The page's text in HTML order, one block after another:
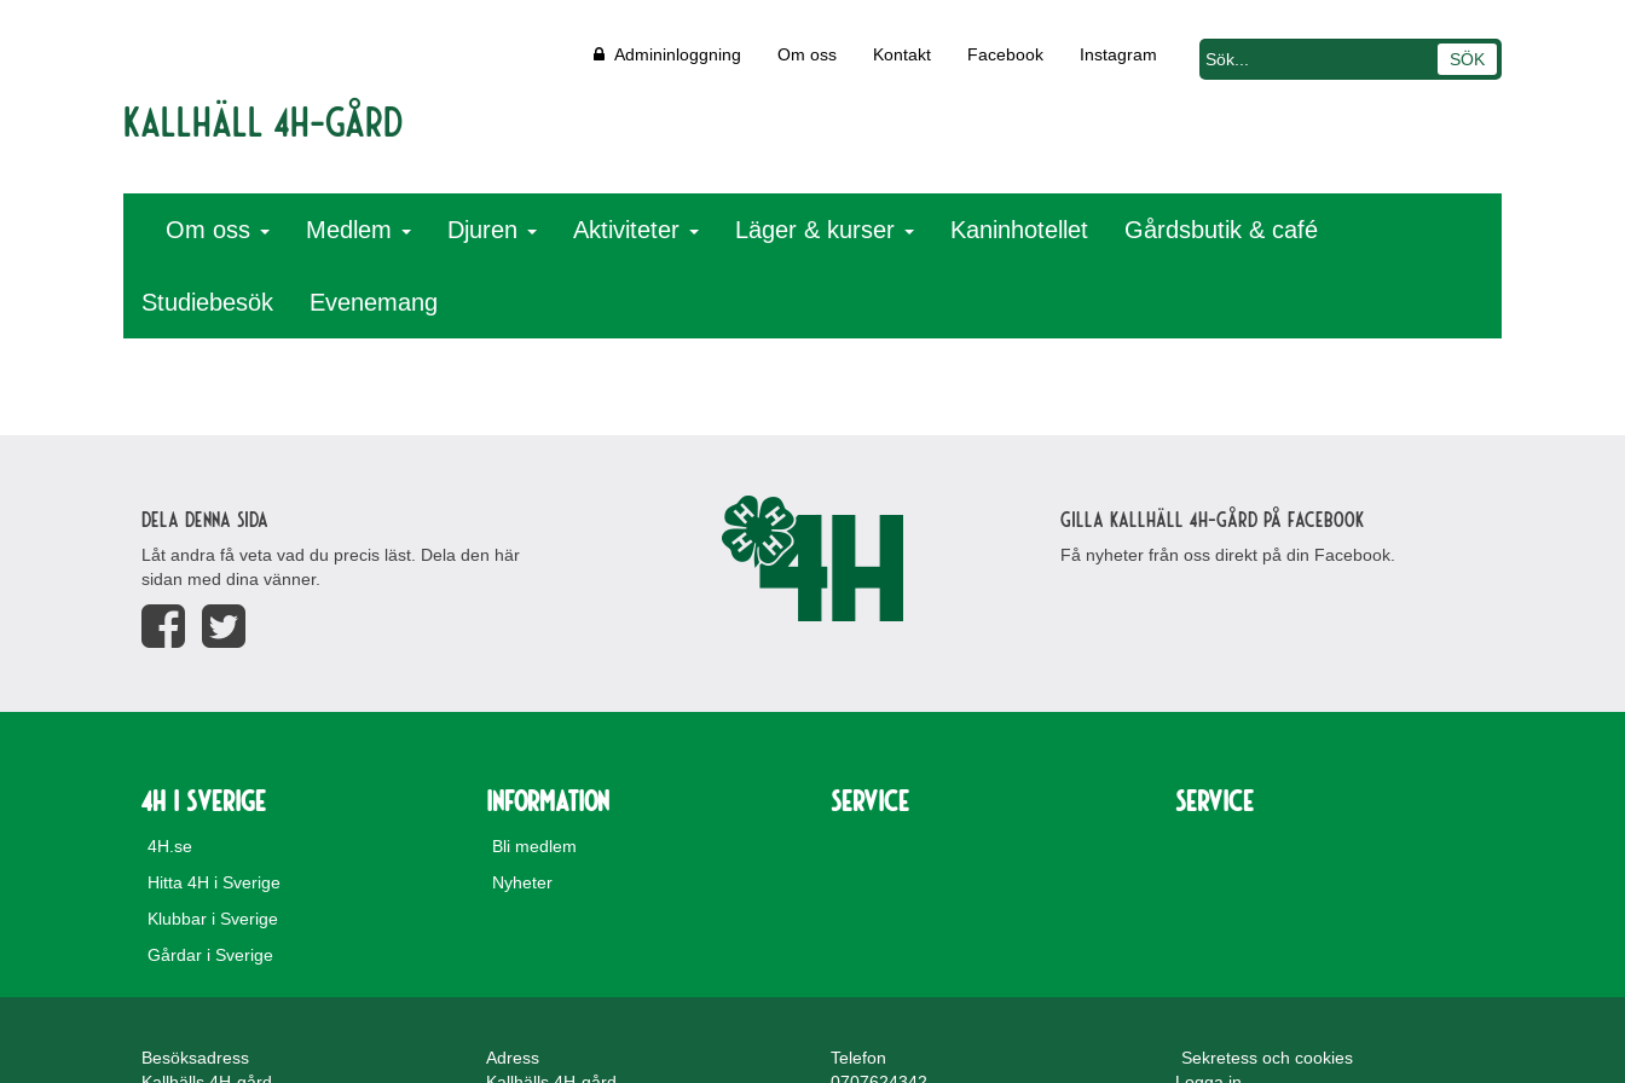
Kallhäll 4H-gård
Admininloggning Om oss Kontakt Facebook Instagram
Om oss Medlem Djuren Aktiviteter Läger & kurser Kaninhotellet Gårdsbutik & café
Studiebesök Evenemang
Dela denna sida
Låt andra få veta vad du precis läst. Dela den här
sidan med dina vänner.
Gilla Kallhäll 4H-gård på Facebook
Få nyheter från oss direkt på din Facebook.
4H i Sverige
4H.se
Hitta 4H i Sverige
Klubbar i Sverige
Gårdar i Sverige
Information
Bli medlem
Nyheter
Service Service
Besöksadress
Adress
Telefon
Sekretess och cookies